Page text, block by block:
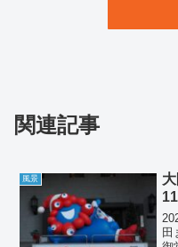
関連記事
風景
田